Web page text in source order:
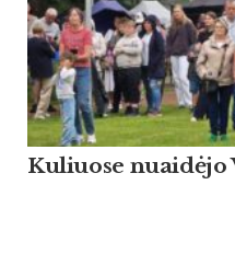
Kuliuose nuaidėjo